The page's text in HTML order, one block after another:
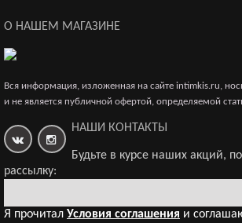
кружевными вставками, белые (42-44)
1 700р.
Эротические трусики-пояс Erolanta
кружевными вставками, черные (42-44)
О НАШЕМ МАГАЗИНЕ
Вся информация, изложенная на сайте intimkis.ru,
и не является публичной офертой, определяемой
НАШИ КОНТАКТЫ
Будьте в курсе наших акций,
рассылку:
Я прочитал Условия соглашения и